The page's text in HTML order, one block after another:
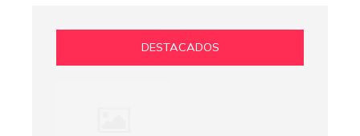
DESTACADOS